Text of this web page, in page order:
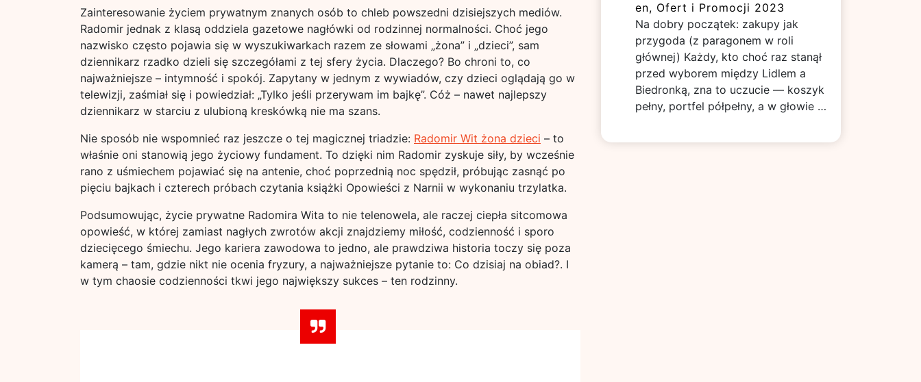
Zainteresowanie życiem prywatnym znanych osób to chleb powszedni dzisiejszych mediów.
Radomir jednak z klasą oddziela gazetowe nagłówki od rodzinnej normalności. Choć jego
nazwisko często pojawia się w wyszukiwarkach razem ze słowami „żona” i „dzieci”, sam
dziennikarz rzadko dzieli się szczegółami z tej sfery życia. Dlaczego? Bo chroni to, co
najważniejsze – intymność i spokój. Zapytany w jednym z wywiadów, czy dzieci oglądają go w
telewizji, zaśmiał się i powiedział: „Tylko jeśli przerywam im bajkę”. Cóż – nawet najlepszy
dziennikarz w starciu z ulubioną kreskówką nie ma szans.
Nie sposób nie wspomnieć raz jeszcze o tej magicznej triadzie: Radomir Wit żona dzieci – to
właśnie oni stanowią jego życiowy fundament. To dzięki nim Radomir zyskuje siły, by wcześnie
rano z uśmiechem pojawiać się na antenie, choć poprzednią noc spędził, próbując zasnąć po
pięciu bajkach i czterech próbach czytania książki Opowieści z Narnii w wykonaniu trzylatka.
Podsumowując, życie prywatne Radomira Wita to nie telenowela, ale raczej ciepła sitcomowa
opowieść, w której zamiast nagłych zwrotów akcji znajdziemy miłość, codzienność i sporo
dziecięcego śmiechu. Jego kariera zawodowa to jedno, ale prawdziwa historia toczy się poza
kamerą – tam, gdzie nikt nie ocenia fryzury, a najważniejsze pytanie to: Co dzisiaj na obiad?. I
w tym chaosie codzienności tkwi jego największy sukces – ten rodzinny.
en, Ofert i Promocji 2023
Na dobry początek: zakupy jak
przygoda (z paragonem w roli
głównej) Każdy, kto choć raz stanął
przed wyborem między Lidlem a
Biedronką, zna to uczucie — koszyk
pełny, portfel półpełny, a w głowie …